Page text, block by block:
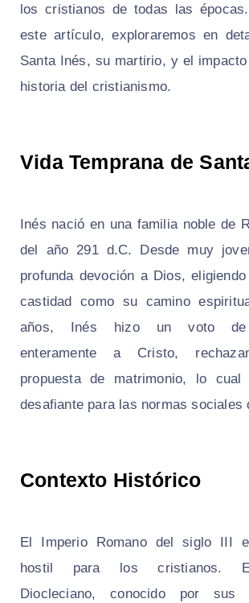
los cristianos de todas las
este artículo, exploraremos en
Santa Inés, su martirio, y el
historia del cristianismo.
Vida Temprana de
Inés nació en una familia noble de
del año 291 d.C. Desde muy
profunda devoción a Dios,
castidad como su camino
años, Inés hizo un voto de
enteramente a Cristo,
propuesta de matrimonio, lo
desafiante para las normas sociales
Contexto Histórico
El Imperio Romano del siglo III
hostil para los cristianos.
Diocleciano, conocido por sus